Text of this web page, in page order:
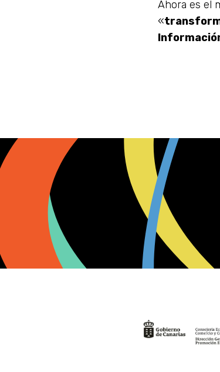
Ahora es el
«